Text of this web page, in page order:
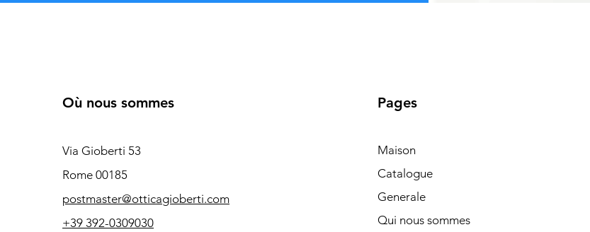
Où nous sommes
Via Gioberti 53
Rome 00185
postmaster@otticagioberti.com
+39 392-0309030
Pages
Maison
Catalogue
Generale
Qui nous sommes